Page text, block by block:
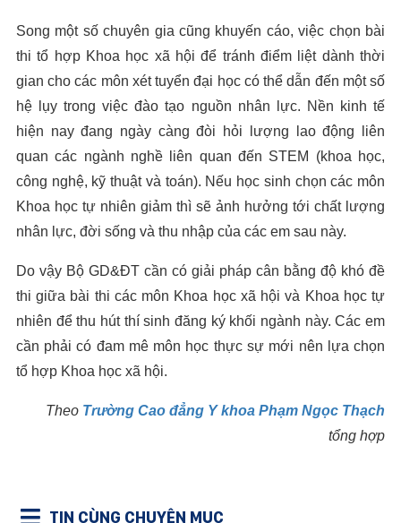
Song một số chuyên gia cũng khuyến cáo, việc chọn bài
thi tổ hợp Khoa học xã hội để tránh điểm liệt dành thời
gian cho các môn xét tuyển đại học có thể dẫn đến một số
hệ lụy trong việc đào tạo nguồn nhân lực. Nền kinh tế
hiện nay đang ngày càng đòi hỏi lượng lao động liên
quan các ngành nghề liên quan đến STEM (khoa học,
công nghệ, kỹ thuật và toán). Nếu học sinh chọn các môn
Khoa học tự nhiên giảm thì sẽ ảnh hưởng tới chất lượng
nhân lực, đời sống và thu nhập của các em sau này.
Do vậy Bộ GD&ĐT cần có giải pháp cân bằng độ khó đề
thi giữa bài thi các môn Khoa học xã hội và Khoa học tự
nhiên để thu hút thí sinh đăng ký khối ngành này. Các em
cần phải có đam mê môn học thực sự mới nên lựa chọn
tổ hợp Khoa học xã hội.
Theo Trường Cao đẳng Y khoa Phạm Ngọc Thạch
tổng hợp
TIN CÙNG CHUYÊN MỤC